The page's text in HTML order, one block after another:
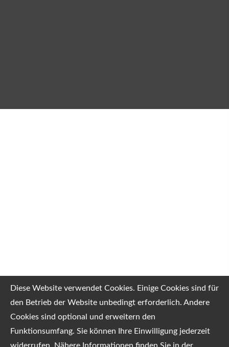
Diese Website verwendet Cookies. Einige Cookies sind für
den Betrieb der Website unbedingt erforderlich. Andere
Cookies sind optional und erweitern den
Funktionsumfang. Sie können Ihre Einwilligung jederzeit